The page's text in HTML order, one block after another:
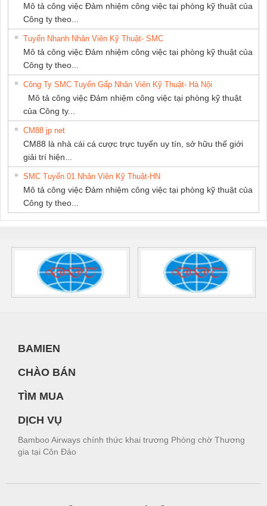
Mô tả công việc Đảm nhiệm công việc tại phòng kỹ thuật của
Công ty theo...
Tuyển Nhanh Nhân Viên Kỹ Thuật- SMC
Mô tả công việc Đảm nhiệm công việc tại phòng kỹ thuật của
Công ty theo...
Công Ty SMC Tuyển Gấp Nhân Viên Kỹ Thuật- Hà Nội
Mô tả công việc Đảm nhiệm công việc tại phòng kỹ thuật
của Công ty...
CM88 jp net
CM88 là nhà cái cá cược trực tuyến uy tín, sở hữu thế giới
giải trí hiện...
SMC Tuyển 01 Nhân Viên Kỹ Thuật-HN
Mô tả công việc Đảm nhiệm công việc tại phòng kỹ thuật của
Công ty theo...
BAMIEN
CHÀO BÁN
TÌM MUA
DỊCH VỤ
Bamboo Airways chính thức khai trương Phòng chờ Thương
gia tại Côn Đảo